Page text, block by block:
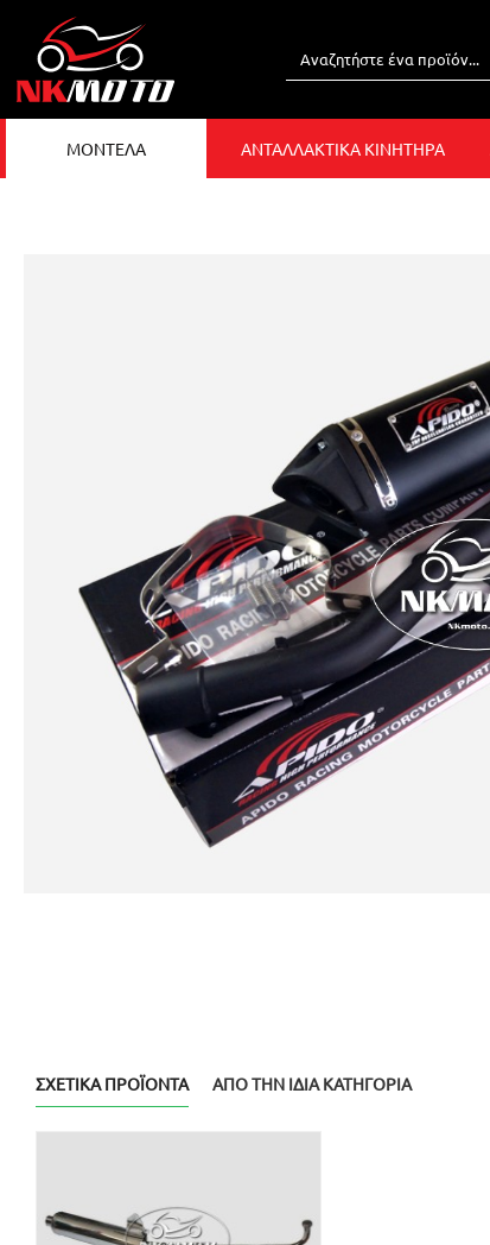
ΜΟΝΤΕΛΑ ΑΝΤΑΛΛΑΚΤΙΚΑ ΚΙΝΗΤΗΡΑ
ΣΧΕΤΙΚΆ ΠΡΟΪΌΝΤΑ ΑΠΌ ΤΗΝ ΊΔΙΑ ΚΑΤΗΓΟΡΊΑ